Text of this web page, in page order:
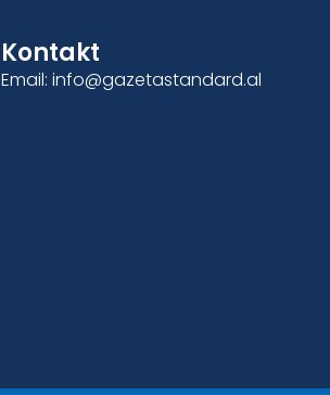
Kontakt
Email: info@gazetastandard.al